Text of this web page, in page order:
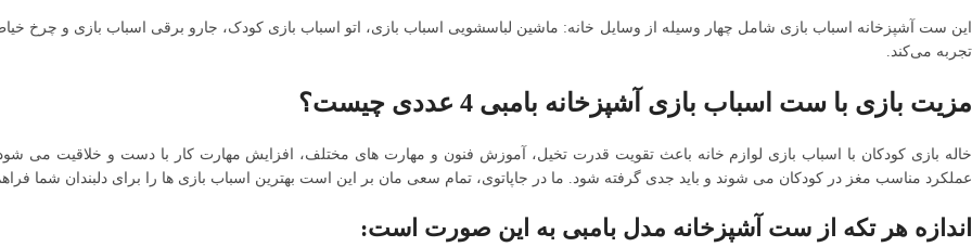
این ست آشپزخانه اسباب بازی شامل چهار وسیله از وسایل خانه: ماشین لباسشویی اسباب بازی، اتو اسباب بازی کودک، جارو برقی اسباب بازی و چرخ
تجربه می‌کند.
مزیت بازی با ست اسباب بازی آشپزخانه بامبی 4 عددی چیست؟
خاله بازی کودکان با اسباب بازی لوازم خانه باعث تقویت قدرت تخیل، آموزش فنون و مهارت های مختلف، افزایش مهارت کار با دست و خلاقیت می
عملکرد مناسب مغز در کودکان می شوند و باید جدی گرفته شود. ما در جاپاتوی، تمام سعی مان بر این است بهترین اسباب بازی ها را برای دلبندان شما
اندازه هر تکه از ست آشپزخانه مدل بامبی به این صورت است: